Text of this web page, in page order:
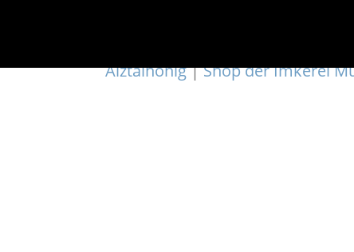
Alztalhonig|Shop der Imkerei